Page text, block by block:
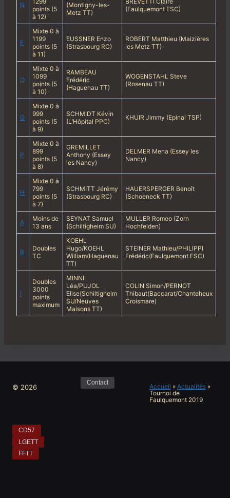
N
points (5
à 12)
(Montigny-les-
Metz TT)
(Faulquemont ESC)
F
Mixte 0 à
1199
points (5
à 11)
EUSSNER Enzo
(Strasbourg RC)
ROBERT Matthieu (Maizières
les Metz TT)
O
Mixte 0 à
1099
points (5
à 10)
RAMBEAU
Frédéric
(Haguenau TT)
WOGENSTAHL Steve
(Rosenau TT)
G
Mixte 0 à
999
points (5
à 9)
SCHMIDT Kévin
(L’Hôpital PPC)
KHUIR Jimmy (Epinal TSP)
P
Mixte 0 à
899
points (5
à 8)
GREMILLET
Anthony (Essey
les Nancy)
DELMER Mena (Essey les
Nancy)
H
Mixte 0 à
799
points (5
à 7)
SCHMITT Jérémy
(Strasbourg RC)
HAUERSPERGER Benoît
(Schoeneck TT)
A
Moins de
13 ans
SEYNAT Samuel
(Schiltigheim SU)
MULLER Romeo (Zorn
Hochfelden)
R
Doubles
TC
KOEHL
Hugo/KOEHL
William(Haguenau
TT)
STEINER Mathieu/PHILIPPI
Frédéric(Faulquemont ESC)
I
Doubles
3000
points
maximum
MINNI
Léa/PUJOL
Elise(Schiltigheim
SU/Neuves
Maisons TT)
COLIN Simon/PERNOT
Thibaut(Baccarat/Chanteheux
Croismare)
© 2026
Contact
Accueil » Actualités »
Tournoi de
Faulquemont 2019
CD57
LGETT
FFTT